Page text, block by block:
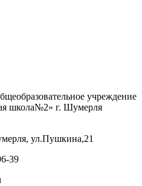
учреждение
школа№2» г. Шумерля
ул.Пушкина,21
39